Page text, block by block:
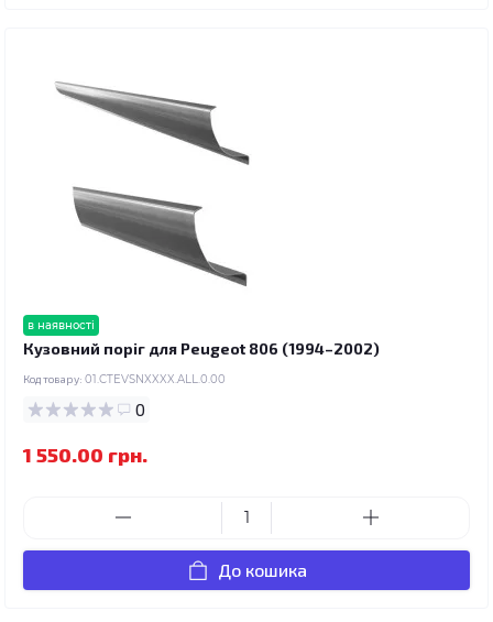
в наявності
Кузовний поріг для Peugeot 806 (1994–2002)
Код товару: 01.CTEVSNXXXX.ALL.0.00
0
1 550.00 грн.
До кошика